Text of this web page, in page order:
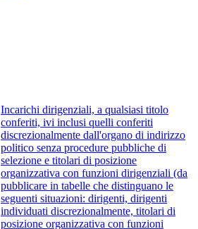
Incarichi dirigenziali, a qualsiasi titolo
conferiti, ivi inclusi quelli conferiti
discrezionalmente dall'organo di indirizzo
politico senza procedure pubbliche di
selezione e titolari di posizione
organizzativa con funzioni dirigenziali (da
pubblicare in tabelle che distinguano le
seguenti situazioni: dirigenti, dirigenti
individuati discrezionalmente, titolari di
posizione organizzativa con funzioni